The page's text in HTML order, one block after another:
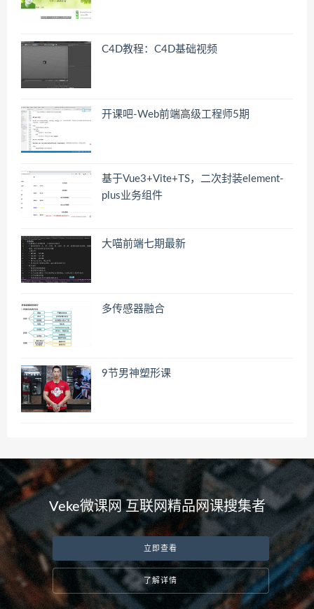
C4D教程：C4D基础视频
开课吧-Web前端高级工程师5期
基于Vue3+Vite+TS，二次封装element-
plus业务组件
大喵前端七期最新
多传感器融合
9节男神塑形课
Veke微课网 互联网精品网课搜集者
立即查看
了解详情